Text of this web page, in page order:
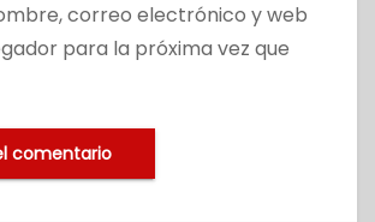
correo electrónico y web
para la próxima vez que